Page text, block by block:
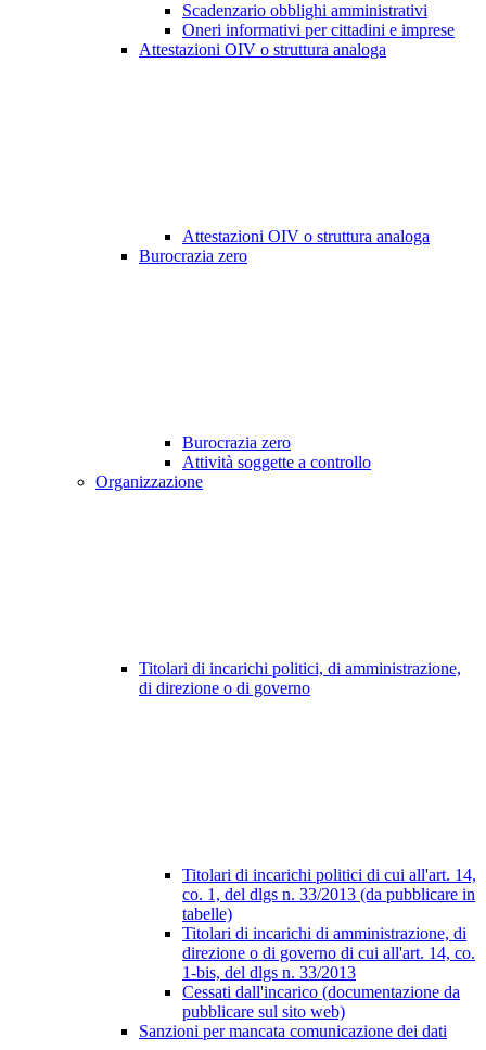
Scadenzario obblighi amministrativi
Oneri informativi per cittadini e imprese
Attestazioni OIV o struttura analoga
Attestazioni OIV o struttura analoga
Burocrazia zero
Burocrazia zero
Attività soggette a controllo
Organizzazione
Titolari di incarichi politici, di amministrazione,
di direzione o di governo
Titolari di incarichi politici di cui all'art. 14,
co. 1, del dlgs n. 33/2013 (da pubblicare in
tabelle)
Titolari di incarichi di amministrazione, di
direzione o di governo di cui all'art. 14, co.
1-bis, del dlgs n. 33/2013
Cessati dall'incarico (documentazione da
pubblicare sul sito web)
Sanzioni per mancata comunicazione dei dati